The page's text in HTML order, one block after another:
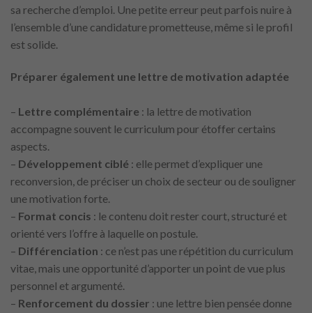
sa recherche d’emploi. Une petite erreur peut parfois nuire à
l’ensemble d’une candidature prometteuse, même si le profil
est solide.
Préparer également une lettre de motivation adaptée
– Lettre complémentaire : la lettre de motivation
accompagne souvent le curriculum pour étoffer certains
aspects.
– Développement ciblé : elle permet d’expliquer une
reconversion, de préciser un choix de secteur ou de souligner
une motivation forte.
– Format concis : le contenu doit rester court, structuré et
orienté vers l’offre à laquelle on postule.
– Différenciation : ce n’est pas une répétition du curriculum
vitae, mais une opportunité d’apporter un point de vue plus
personnel et argumenté.
– Renforcement du dossier : une lettre bien pensée donne